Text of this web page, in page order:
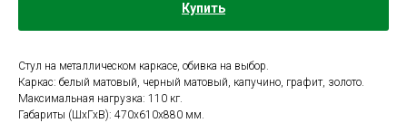
Купить
Стул на металлическом каркасе, обивка на выбор.
Каркас: белый матовый, черный матовый, капучино, графит, золото.
Максимальная нагрузка: 110 кг.
Габариты (ШхГхВ): 470х610х880 мм.